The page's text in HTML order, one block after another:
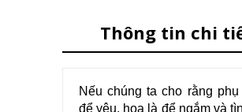
Thông tin chi
Nếu chúng ta cho rằng
để yêu, hoa là để ngắm và